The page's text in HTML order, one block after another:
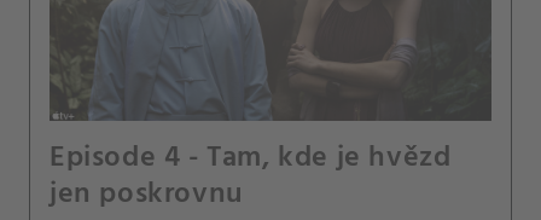
Episode 4 - Tam, kde je hvězd
jen poskrovnu